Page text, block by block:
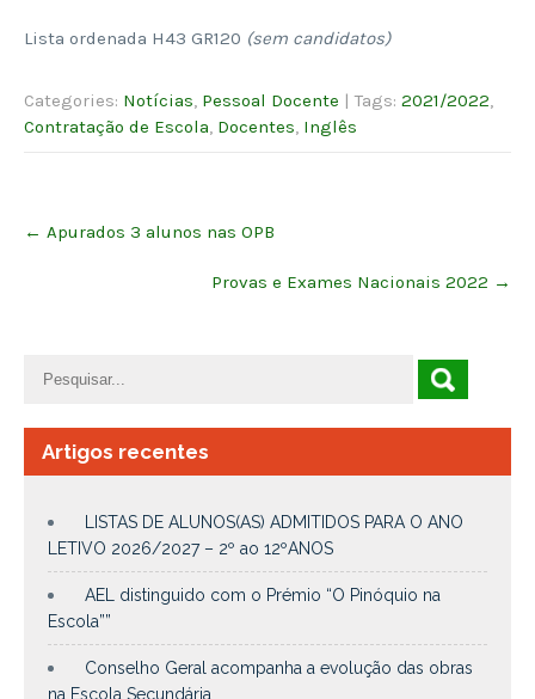
Lista ordenada H43 GR120 (sem candidatos)
Categories: Notícias, Pessoal Docente | Tags: 2021/2022,
Contratação de Escola, Docentes, Inglês
navigation
← Apurados 3 alunos nas OPB
Provas e Exames Nacionais 2022 →
Artigos recentes
LISTAS DE ALUNOS(AS) ADMITIDOS PARA O ANO
LETIVO 2026/2027 – 2º ao 12ºANOS
AEL distinguido com o Prémio “O Pinóquio na
Escola””
Conselho Geral acompanha a evolução das obras
na Escola Secundária